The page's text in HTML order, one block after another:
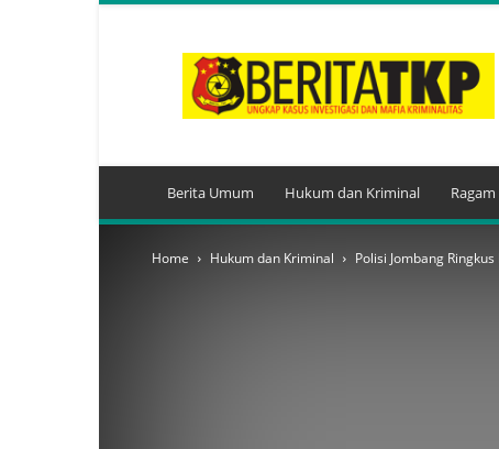
Berita Umum Hukum dan Kriminal
Home Hukum dan Kriminal Polisi Jombang